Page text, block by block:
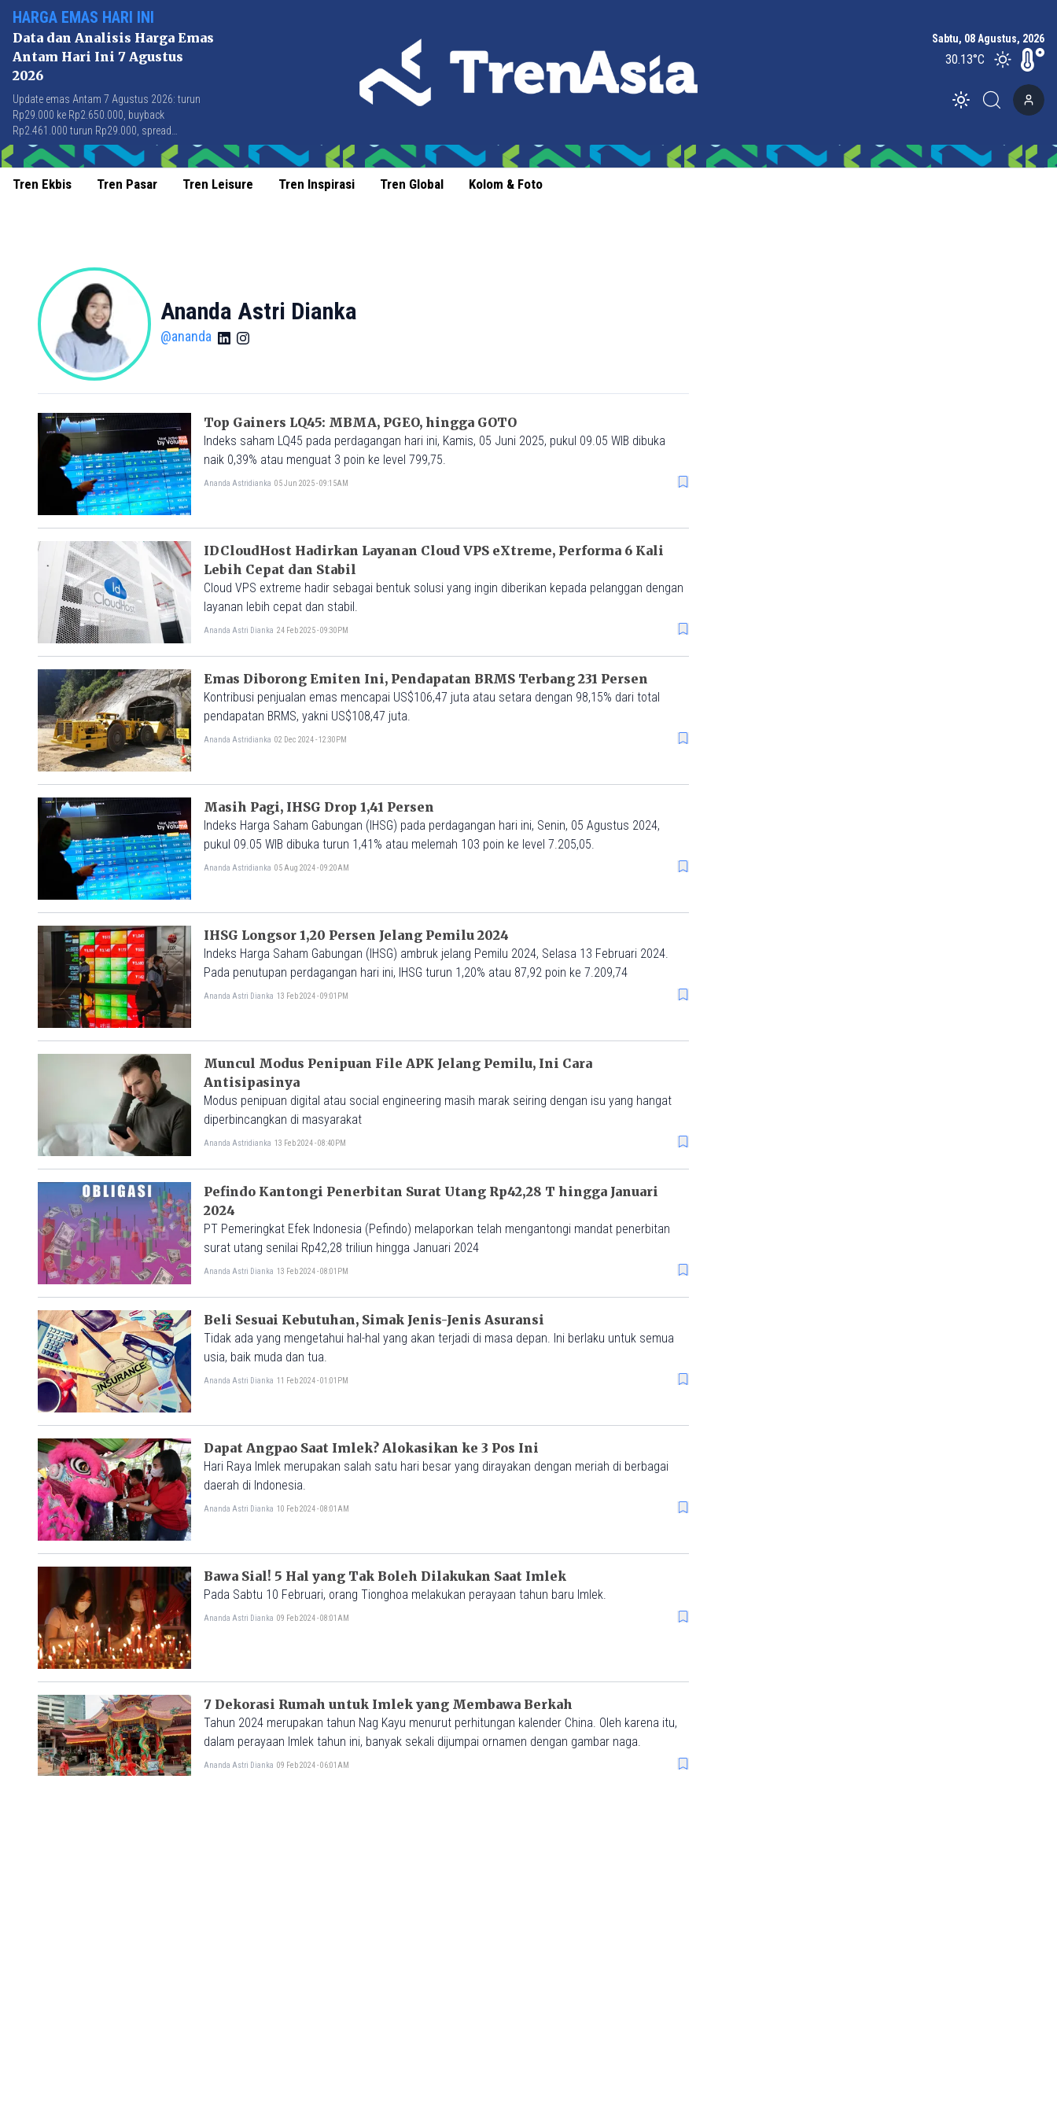
HARGA EMAS HARI INI
Data dan Analisis Harga Emas
Antam Hari Ini 7 Agustus
2026
Update emas Antam 7 Agustus 2026: turun
Rp29.000 ke Rp2.650.000, buyback
Rp2.461.000 turun Rp29.000, spread
Rp189.000 stabil di level terbaik sejak April
2026.
Sabtu, 08 Agustus, 2026
30.13°C
Toggle theme
Tren Ekbis Tren Pasar Tren Leisure Tren Inspirasi Tren Global Kolom & Foto
Ananda Astri Dianka
@ananda
Top Gainers LQ45: MBMA, PGEO, hingga GOTO
Indeks saham LQ45 pada perdagangan hari ini, Kamis, 05 Juni 2025, pukul 09.05 WIB dibuka
naik 0,39% atau menguat 3 poin ke level 799,75.
Ananda Astridianka 05 Jun 2025 - 09:15AM
IDCloudHost Hadirkan Layanan Cloud VPS eXtreme, Performa 6 Kali
Lebih Cepat dan Stabil
Cloud VPS extreme hadir sebagai bentuk solusi yang ingin diberikan kepada pelanggan dengan
layanan lebih cepat dan stabil.
Ananda Astri Dianka 24 Feb 2025 - 09:30PM
Emas Diborong Emiten Ini, Pendapatan BRMS Terbang 231 Persen
Kontribusi penjualan emas mencapai US$106,47 juta atau setara dengan 98,15% dari total
pendapatan BRMS, yakni US$108,47 juta.
Ananda Astridianka 02 Dec 2024 - 12:30PM
Masih Pagi, IHSG Drop 1,41 Persen
Indeks Harga Saham Gabungan (IHSG) pada perdagangan hari ini, Senin, 05 Agustus 2024,
pukul 09.05 WIB dibuka turun 1,41% atau melemah 103 poin ke level 7.205,05.
Ananda Astridianka 05 Aug 2024 - 09:20AM
IHSG Longsor 1,20 Persen Jelang Pemilu 2024
Indeks Harga Saham Gabungan (IHSG) ambruk jelang Pemilu 2024, Selasa 13 Februari 2024.
Pada penutupan perdagangan hari ini, IHSG turun 1,20% atau 87,92 poin ke 7.209,74
Ananda Astri Dianka 13 Feb 2024 - 09:01PM
Muncul Modus Penipuan File APK Jelang Pemilu, Ini Cara
Antisipasinya
Modus penipuan digital atau social engineering masih marak seiring dengan isu yang hangat
diperbincangkan di masyarakat
Ananda Astridianka 13 Feb 2024 - 08:40PM
Pefindo Kantongi Penerbitan Surat Utang Rp42,28 T hingga Januari
2024
PT Pemeringkat Efek Indonesia (Pefindo) melaporkan telah mengantongi mandat penerbitan
surat utang senilai Rp42,28 triliun hingga Januari 2024
Ananda Astri Dianka 13 Feb 2024 - 08:01PM
Beli Sesuai Kebutuhan, Simak Jenis-Jenis Asuransi
Tidak ada yang mengetahui hal-hal yang akan terjadi di masa depan. Ini berlaku untuk semua
usia, baik muda dan tua.
Ananda Astri Dianka 11 Feb 2024 - 01:01PM
Dapat Angpao Saat Imlek? Alokasikan ke 3 Pos Ini
Hari Raya Imlek merupakan salah satu hari besar yang dirayakan dengan meriah di berbagai
daerah di Indonesia.
Ananda Astri Dianka 10 Feb 2024 - 08:01AM
Bawa Sial! 5 Hal yang Tak Boleh Dilakukan Saat Imlek
Pada Sabtu 10 Februari, orang Tionghoa melakukan perayaan tahun baru Imlek.
Ananda Astri Dianka 09 Feb 2024 - 08:01AM
7 Dekorasi Rumah untuk Imlek yang Membawa Berkah
Tahun 2024 merupakan tahun Nag Kayu menurut perhitungan kalender China. Oleh karena itu,
dalam perayaan Imlek tahun ini, banyak sekali dijumpai ornamen dengan gambar naga.
Ananda Astri Dianka 09 Feb 2024 - 06:01AM